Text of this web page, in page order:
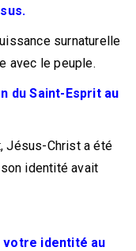
surnaturelle
avec le peuple.
du Saint-Esprit au
Jésus-Christ a été
identité avait
votre identité au